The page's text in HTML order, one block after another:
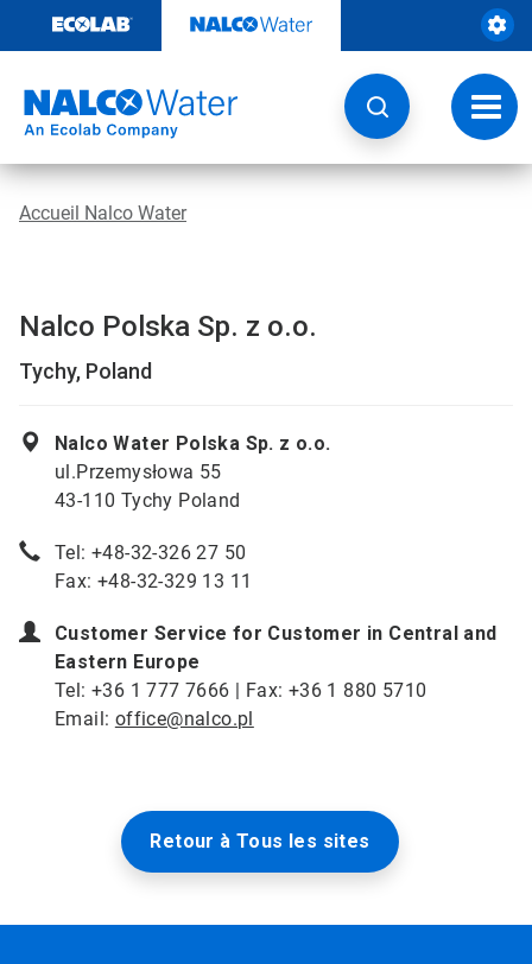
contenu
la
Accueil Nalco Water
Nalco Polska Sp. z o.o.
Tychy, Poland
Nalco Water Polska Sp. z o.o.
ul.Przemysłowa 55
43-110 Tychy Poland
Tel: +48-32-326 27 50
Fax: +48-32-329 13 11
Customer Service for Customer in Central and
Eastern Europe
Tel: +36 1 777 7666 | Fax: +36 1 880 5710
Email: office@nalco.pl
Retour à Tous les sites